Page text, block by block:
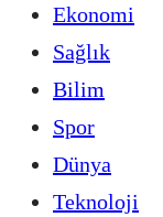
Ekonomi
Sağlık
Bilim
Spor
Dünya
Teknoloji